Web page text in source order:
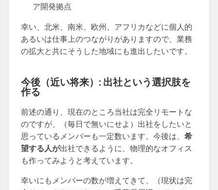
ア開発拠点
幸い、北米、南米、欧州、アフリカなどに個人的
あるいは仕事上のつながりがありますので、業務
の拡大と共にそうした地域にも進出したいです。
今後（近い将来）: 出社という選択肢を
作る
前述の通り、現在のところ当社は完全リモートな
のですが、（毎日で無いにせよ）出社をしたいと
思っているメンバーも一定数います。今後は、 希
望する人が出社できるように、物理的なオフィス
も作ってみようと考えています。
幸いにもメンバーの数が増えてきて、（現状は完